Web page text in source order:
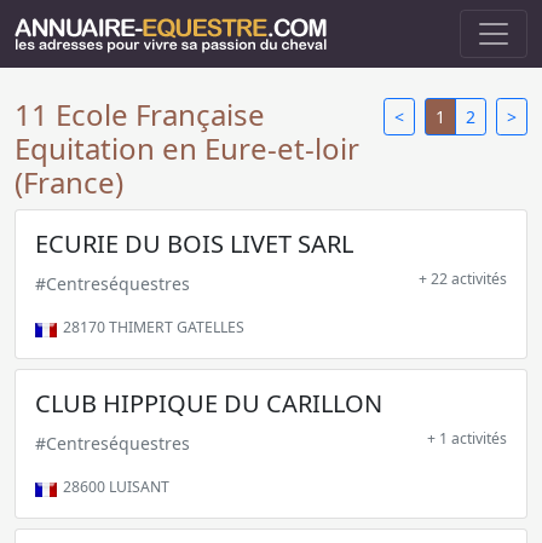
< 1 2 >
11 Ecole Française
Equitation en Eure-et-loir
(France)
ECURIE DU BOIS LIVET SARL
#Centreséquestres + 22 activités
28170THIMERT GATELLES
CLUB HIPPIQUE DU CARILLON
#Centreséquestres + 1 activités
28600 LUISANT